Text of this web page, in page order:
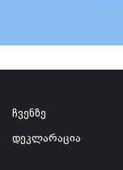
ჩვენზე
დეკლარაცია